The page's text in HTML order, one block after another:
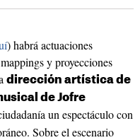
) habrá actuaciones
y proyecciones
dirección artística de
de Jofre
un espectáculo con
Sobre el escenario